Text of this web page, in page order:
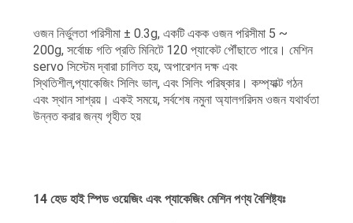
ওজন নির্ভুলতা পরিসীমা ± 0.3g, একটি একক ওজন পরিসীমা 5 ~
200g, সর্বোচ্চ গতি প্রতি মিনিটে 120 প্যাকেট পৌঁছাতে পারে। মেশিন
servo সিস্টেম দ্বারা চালিত হয়, অপারেশন দক্ষ এবং
স্থিতিশীল,প্যাকেজিং সিলিং ভাল, এবং সিলিং পরিষ্কার। কম্প্যাক্ট গঠন
এবং স্থান সাশ্রয়। একই সময়ে, সর্বশেষ নমুনা অ্যালগরিদম ওজন যথার্থতা
উন্নত করার জন্য গৃহীত হয়
14 হেড হাই স্পিড ওয়েজিং এবং প্যাকেজিং মেশিন পণ্য বৈশিষ্ট্যঃ